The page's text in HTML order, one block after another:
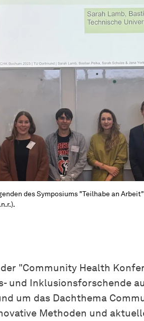
des Symposiums "Teilhabe an
der "Community Health
und Inklusionsforschende
um das Dachthema
Methoden und